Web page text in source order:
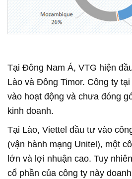
Tại Đông Nam Á, VTG hiện
Lào và Đông Timor. Công ty
vào hoạt động và chưa đóng
kinh doanh.
Tại Lào, Viettel đầu tư vào
(vận hành mạng Unitel), một
lớn và lợi nhuận cao. Tuy
cổ phần của công ty này